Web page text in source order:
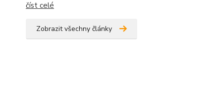
číst celé
Zobrazit všechny články